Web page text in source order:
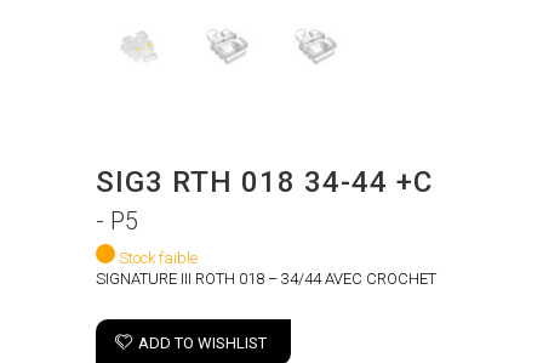
SIG3 RTH 018 34-44 +C
- P5
Stock faible
SIGNATURE III ROTH 018 – 34/44 AVEC CROCHET
ADD TO WISHLIST